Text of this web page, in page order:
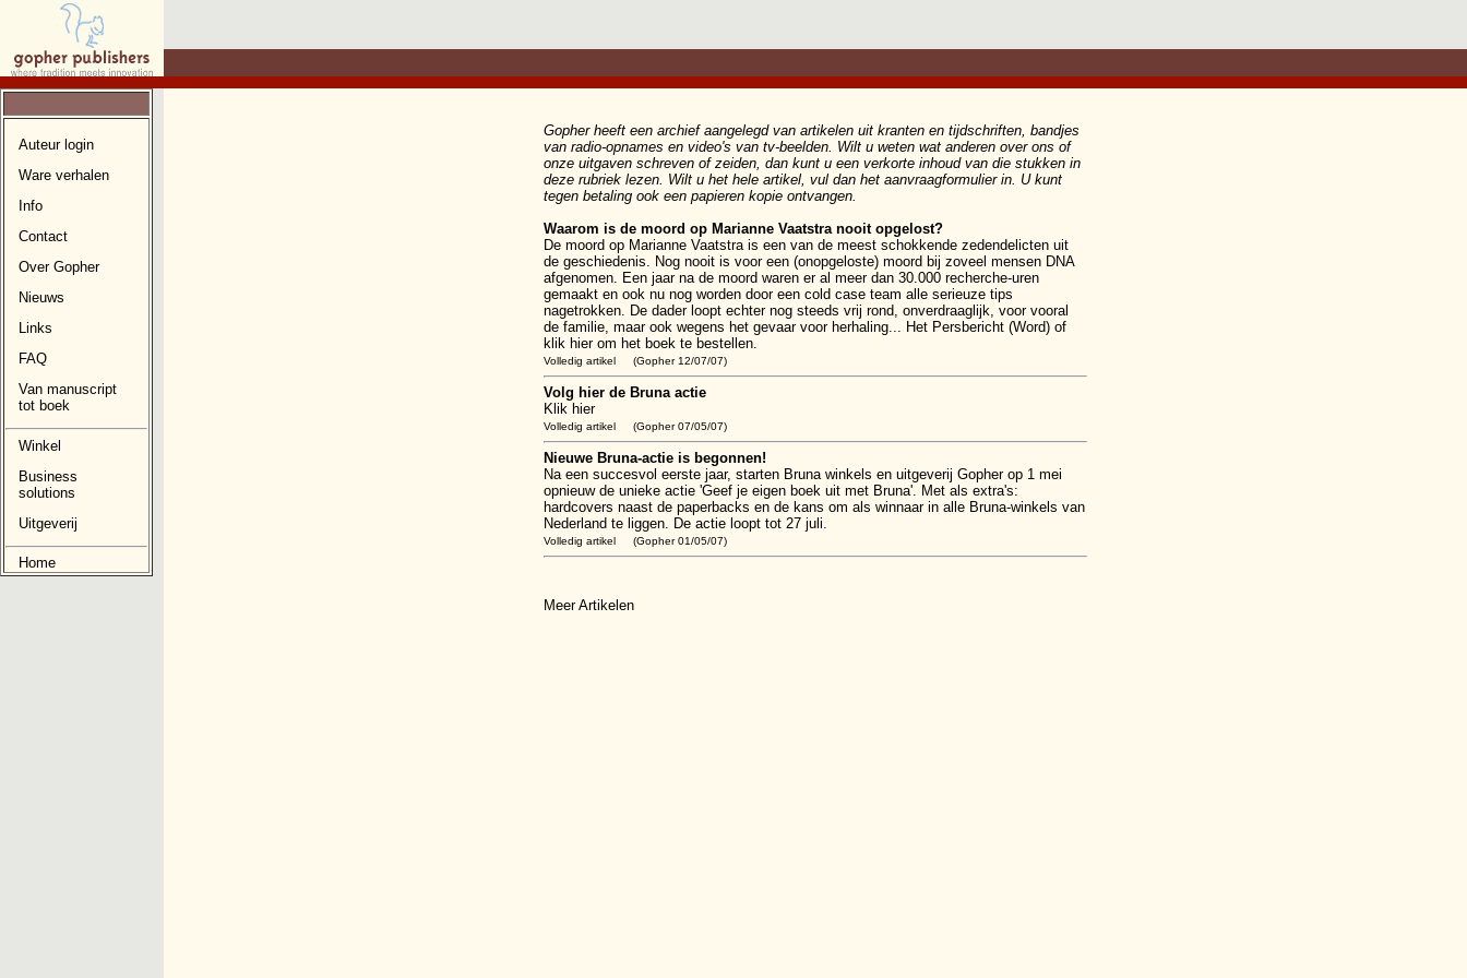
Auteur login
Ware verhalen
Info
Contact
Over Gopher
Nieuws
Links
FAQ
Van manuscript
tot boek
Winkel
Business
solutions
Uitgeverij
Home
Gopher heeft een archief aangelegd van artikelen uit kranten en tijdschriften, bandjes
van radio-opnames en video's van tv-beelden. Wilt u weten wat anderen over ons of
onze uitgaven schreven of zeiden, dan kunt u een verkorte inhoud van die stukken in
deze rubriek lezen. Wilt u het hele artikel, vul dan het aanvraagformulier in. U kunt
tegen betaling ook een papieren kopie ontvangen.
Waarom is de moord op Marianne Vaatstra nooit opgelost?
De moord op Marianne Vaatstra is een van de meest schokkende zedendelicten uit
de geschiedenis. Nog nooit is voor een (onopgeloste) moord bij zoveel mensen DNA
afgenomen. Een jaar na de moord waren er al meer dan 30.000 recherche-uren
gemaakt en ook nu nog worden door een cold case team alle serieuze tips
nagetrokken. De dader loopt echter nog steeds vrij rond, onverdraaglijk, voor vooral
de familie, maar ook wegens het gevaar voor herhaling... Het Persbericht (Word) of
klik hier om het boek te bestellen.
Volledig artikel (Gopher 12/07/07)
Volg hier de Bruna actie
Klik hier
Volledig artikel (Gopher 07/05/07)
Nieuwe Bruna-actie is begonnen!
Na een succesvol eerste jaar, starten Bruna winkels en uitgeverij Gopher op 1 mei
opnieuw de unieke actie 'Geef je eigen boek uit met Bruna'. Met als extra's:
hardcovers naast de paperbacks en de kans om als winnaar in alle Bruna-winkels van
Nederland te liggen. De actie loopt tot 27 juli.
Volledig artikel (Gopher 01/05/07)
Meer Artikelen